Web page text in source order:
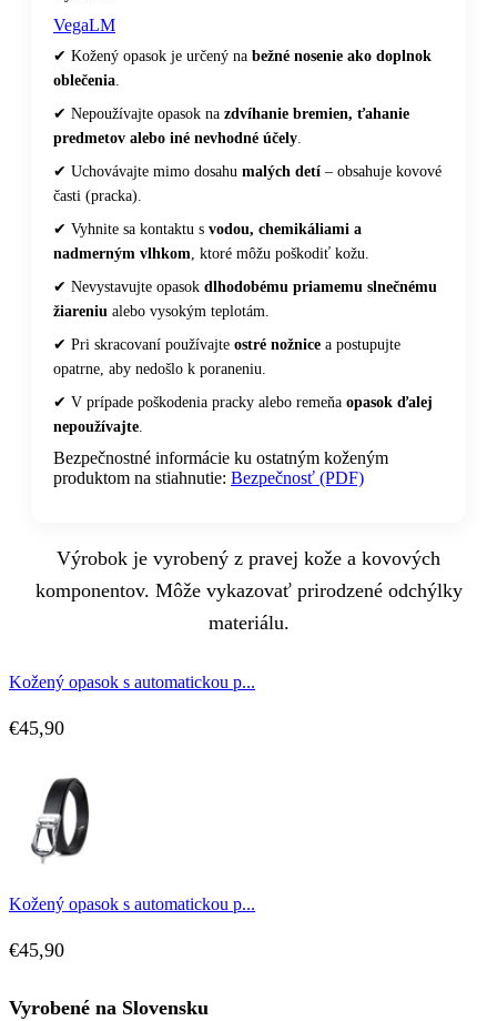
VegaLM
✔ Kožený opasok je určený na bežné nosenie ako doplnok
oblečenia
✔ Nepoužívajte opasok na zdvíhanie bremien, ťahanie
predmetov alebo iné nevhodné účely
✔ Uchovávajte mimo dosahu malých detí – obsahuje kovové
časti (pracka).
✔ Vyhnite sa kontaktu s vodou, chemikáliami a
nadmerným vlhkom , ktoré môžu poškodiť kožu.
✔ Nevystavujte opasok dlhodobému priamemu slnečnému
žiareniu alebo vysokým teplotám.
✔ Pri skracovaní používajte ostré nožnice a postupujte
opatrne, aby nedošlo k poraneniu.
✔ V prípade poškodenia pracky alebo remeňa opasok ďalej
nepoužívajte
Bezpečnostné informácie ku ostatným koženým
produktom na stiahnutie: Bezpečnosť (PDF)
Výrobok je vyrobený z pravej kože a kovových
komponentov. Môže vykazovať prirodzené odchýlky
materiálu.
Kožený opasok s automatickou p...
€45,90
Kožený opasok s automatickou p...
€45,90
Vyrobené na Slovensku